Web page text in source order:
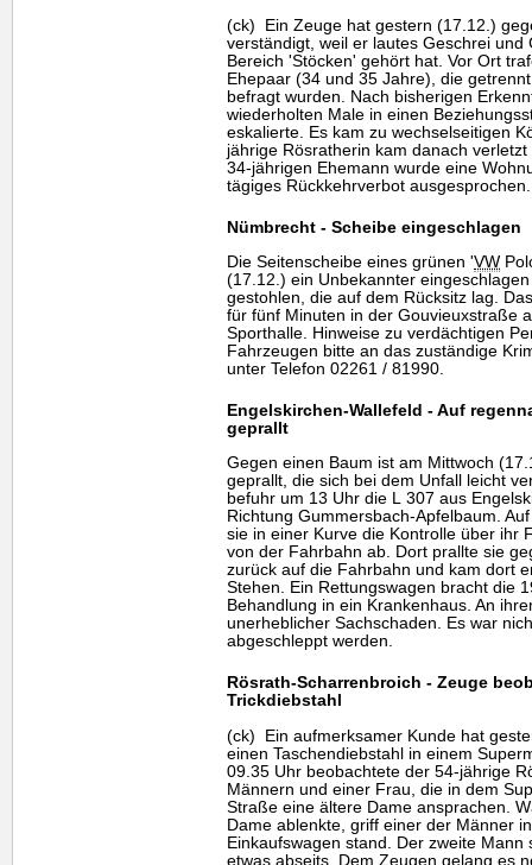
(ck) Ein Zeuge hat gestern (17.12.)
verständigt, weil er lautes Geschrei
Bereich 'Stöcken' gehört hat. Vor Ort
Ehepaar (34 und 35 Jahre), die
befragt wurden. Nach bisherigen
wiederholten Male in einen
eskalierte. Es kam zu wechselseitigen
jährige Rösratherin kam danach
34-jährigen Ehemann wurde eine
tägiges Rückkehrverbot ausgesprochen.
Nümbrecht - Scheibe eingeschlagen
Die Seitenscheibe eines grünen 'VW
(17.12.) ein Unbekannter
gestohlen, die auf dem Rücksitz lag.
für fünf Minuten in der Gouvieuxstraße
Sporthalle. Hinweise zu verdächtigen
Fahrzeugen bitte an das zuständige
unter Telefon 02261 / 81990.
Engelskirchen-Wallefeld - Auf
geprallt
Gegen einen Baum ist am Mittwoch
geprallt, die sich bei dem Unfall leicht
befuhr um 13 Uhr die L 307 aus
Richtung Gummersbach-Apfelbaum.
sie in einer Kurve die Kontrolle über ihr
von der Fahrbahn ab. Dort prallte sie
zurück auf die Fahrbahn und kam dort
Stehen. Ein Rettungswagen bracht die
Behandlung in ein Krankenhaus. An
unerheblicher Sachschaden. Es war
abgeschleppt werden.
Rösrath-Scharrenbroich - Zeuge
Trickdiebstahl
(ck) Ein aufmerksamer Kunde hat
einen Taschendiebstahl in einem
09.35 Uhr beobachtete der 54-jährige
Männern und einer Frau, die in dem
Straße eine ältere Dame ansprachen.
Dame ablenkte, griff einer der Männer
Einkaufswagen stand. Der zweite
etwas abseits. Dem Zeugen gelang es